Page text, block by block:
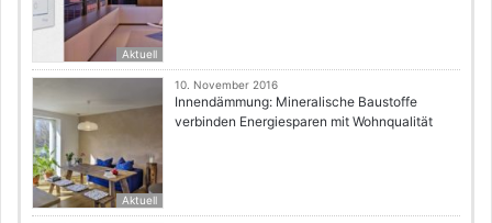
Aktuell
Aktuell
10. November 2016
Innendämmung: Mineralische Baustoffe
verbinden Energiesparen mit Wohnqualität